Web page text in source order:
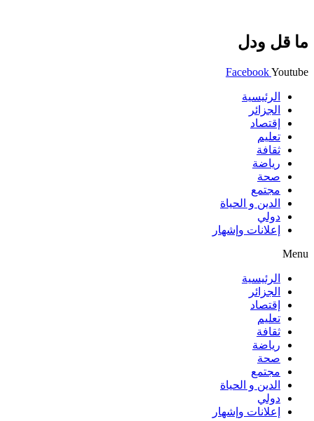
ما قل ودل
FacebookYoutube
الرئيسية
الجزائر
إقتصاد
تعليم
ثقافة
رياضة
صحة
مجتمع
الدين و الحياة
دولي
إعلانات وإشهار
Menu
الرئيسية
الجزائر
إقتصاد
تعليم
ثقافة
رياضة
صحة
مجتمع
الدين و الحياة
دولي
إعلانات وإشهار